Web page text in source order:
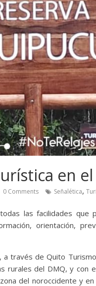
en
0 Comments Señalética,
las facilidades que
orientación,
a través de Quito
rurales del DMQ, y con
del noroccidente y